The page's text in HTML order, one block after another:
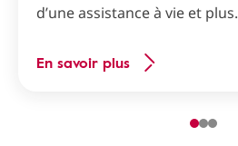
d’une assistance à vie et plus.
En savoir plus